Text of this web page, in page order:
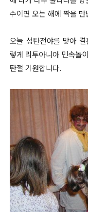
수이면 오는 해에 짝을 만
오늘 성탄전야를 맞아 결
렇게 리투아니아 민속놀
탄절 기원합니다.